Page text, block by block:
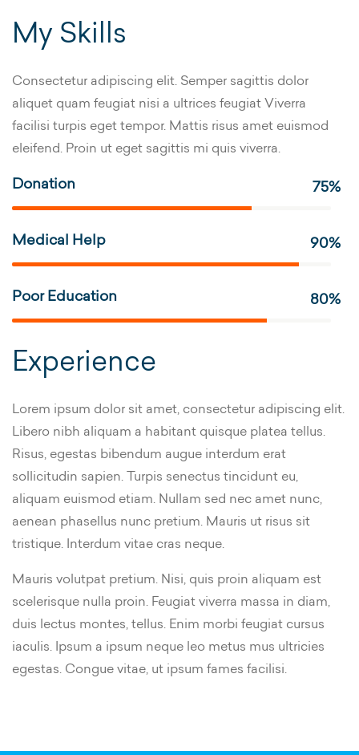
My Skills
Consectetur adipiscing elit. Semper sagittis dolor
aliquet quam feugiat nisi a ultrices feugiat Viverra
facilisi turpis eget tempor. Mattis risus amet euismod
eleifend. Proin ut eget sagittis mi quis viverra.
Donation 75%
Medical Help 90%
Poor Education 80%
Experience
Lorem ipsum dolor sit amet, consectetur adipiscing elit.
Libero nibh aliquam a habitant quisque platea tellus.
Risus, egestas bibendum augue interdum erat
sollicitudin sapien. Turpis senectus tincidunt eu,
aliquam euismod etiam. Nullam sed nec amet nunc,
aenean phasellus nunc pretium. Mauris ut risus sit
tristique. Interdum vitae cras neque.
Mauris volutpat pretium. Nisi, quis proin aliquam est
scelerisque nulla proin. Feugiat viverra massa in diam,
duis lectus montes, tellus. Enim morbi feugiat cursus
iaculis. Ipsum a ipsum neque leo metus mus ultricies
egestas. Congue vitae, ut ipsum fames facilisi.